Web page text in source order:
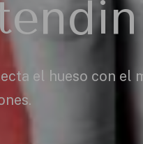
el hueso con el